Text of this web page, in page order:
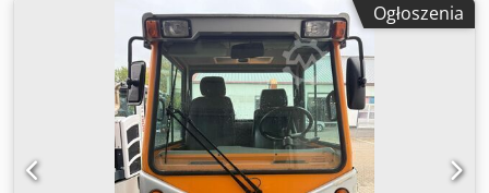
Ogłoszenia